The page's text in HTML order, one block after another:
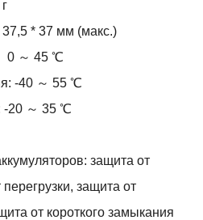
37,5 * 37 мм (макс.)
0 ～ 45 ℃
-40 ～ 55 ℃
-20 ～ 35 ℃
защита от
защита от
от короткого замыкания